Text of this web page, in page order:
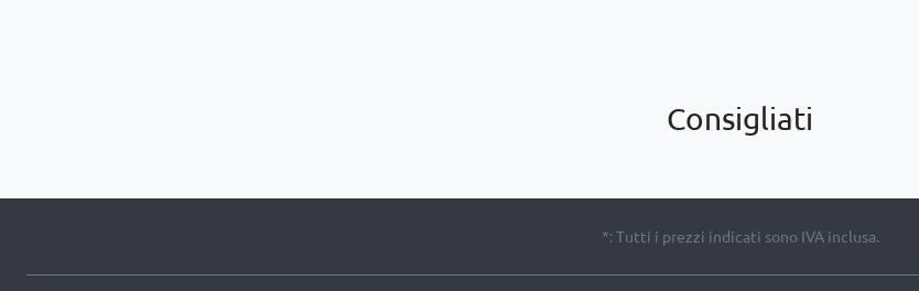
Consigliati
*: Tutti i prezzi indicati sono IVA inclusa.